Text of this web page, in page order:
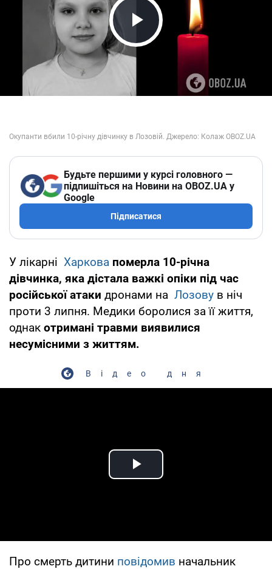
Play Video
Будьте першими у курсі головного —
підпишіться на Новини на OBOZ.UA у
Google
Підписатися
У лікарні Харкова померла 10-річна
дівчинка, яка дістала важкі опіки під час
російської атаки дронами на Лозову в ніч
проти 3 липня. Медики боролися за її життя,
однак отримані травми виявилися
несумісними з життям.
Відео дня
Play Video
Про смерть дитини повідомив начальник